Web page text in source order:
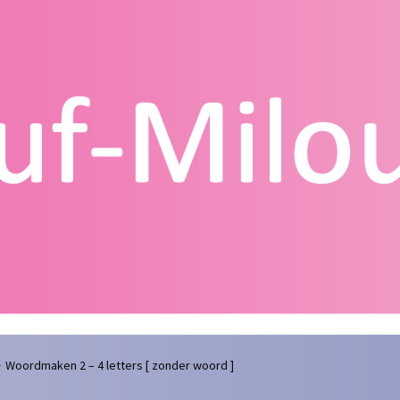
Contact Homepagina Mijn account Privacy Policy
Woordmaken 2 – 4 letters [ zonder woord ]